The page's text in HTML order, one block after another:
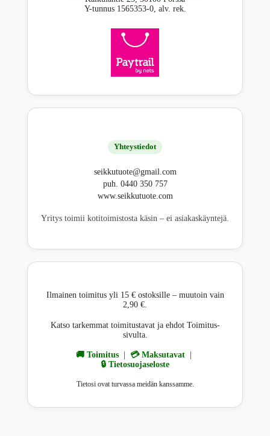
Y-tunnus 1565353-0, alv. rek.
Yhteystiedot
seikkutuote@gmail.com
puh. 0440 350 757
www.seikkutuote.com
Yritys toimii kotitoimistosta käsin – ei asiakaskäyntejä.
Ilmainen toimitus yli 15 € ostoksille – muutoin vain
2,90 €.
Katso tarkemmat toimitustavat ja ehdot Toimitus-
sivulta.
🚚 Toimitus 💳 Maksutavat
🔒 Tietosuojaseloste
Tietosi ovat turvassa meidän kanssamme.